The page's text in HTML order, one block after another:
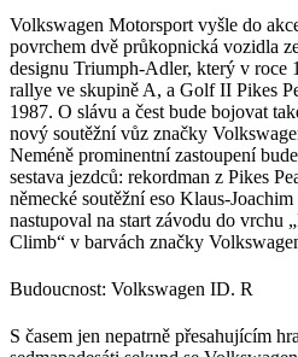
Volkswagen Motorsport vyšle do
povrchem dvě průkopnická vozidla
designu Triumph-Adler, který v roce
rallye ve skupině A, a Golf II Pikes
1987. O slávu a čest bude bojovat
nový soutěžní vůz značky
Neméně prominentní zastoupení
sestava jezdců: rekordman z Pikes
německé soutěžní eso Klaus-
nastupoval na start závodu do vrchu
Climb“ v barvách značky
Budoucnost: Volkswagen ID. R
S časem jen nepatrně přesahujícím